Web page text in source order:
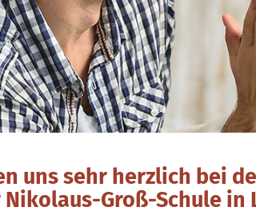
uns sehr herzlich bei
Nikolaus-Groß-Schule in